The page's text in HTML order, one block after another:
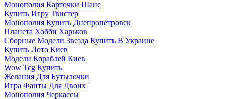
Монополия Карточки Шанс
Купить Игру Твистер
Монополия Купить Днепропетровск
Планета Хобби Харьков
Сборные Модели Звезда Купить В Украине
Купить Лото Киев
Модели Кораблей Киев
Wow Tcg Купить
Желания Для Бутылочки
Игра Фанты Для Двоих
Монополия Черкассы